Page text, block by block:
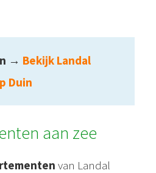
→ Bekijk Landal
Duin
aan zee
van Landal